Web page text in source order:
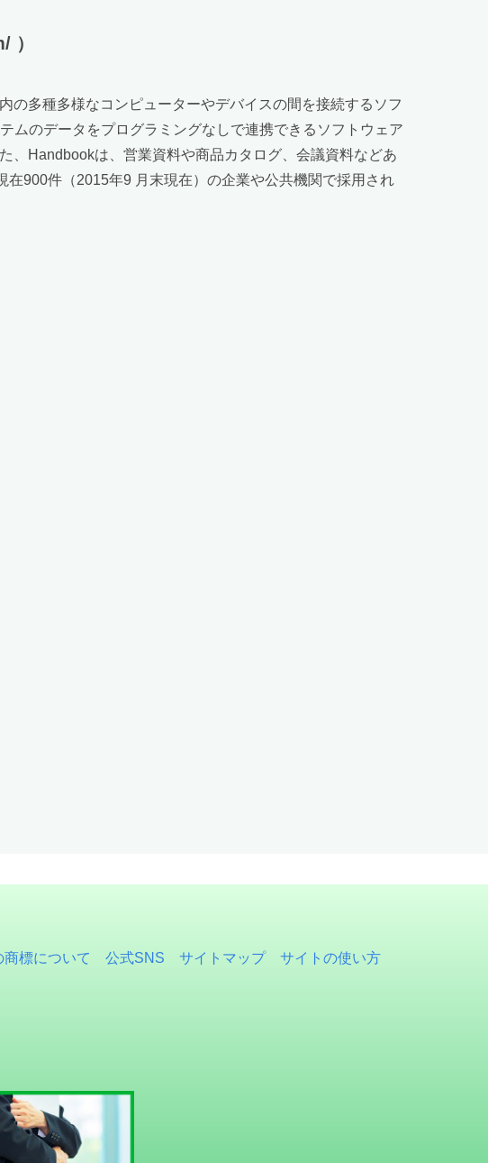
）
多種多様なコンピューターやデバイスの間を接続するソフ
ムのデータをプログラミングなしで連携できるソフトウェア
、Handbookは、営業資料や商品カタログ、会議資料などあ
900件（2015年9 月末現在）の企業や公共機関で採用され
商標について 公式SNS サイトマップ サイトの使い方